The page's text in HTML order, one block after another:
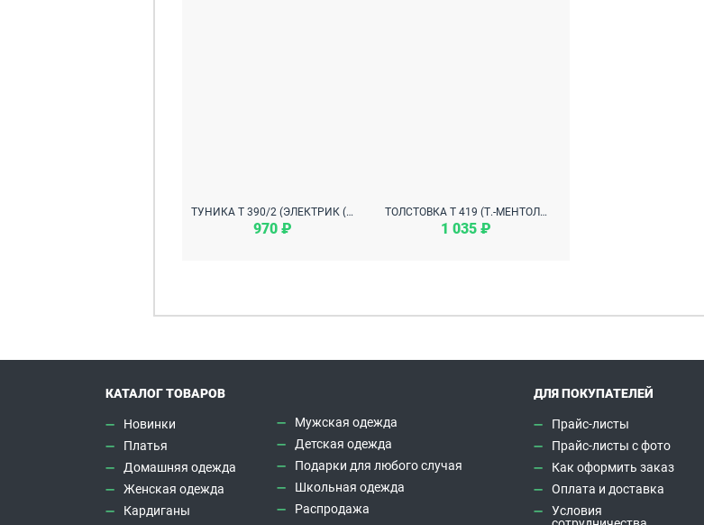
ТУНИКА Т 390/2 (ЭЛЕКТРИК (БУКВЫ))
970 ₽
ТОЛСТОВКА Т 419 (Т.-МЕНТОЛОВЫЙ С СЕРЫМ)
1 035 ₽
КАТАЛОГ ТОВАРОВ
Новинки
Платья
Домашняя одежда
Женская одежда
Кардиганы
Мужская одежда
Детская одежда
Подарки для любого случая
Школьная одежда
Распродажа
ДЛЯ ПОКУПАТЕЛЕЙ
Прайс-листы
Прайс-листы с фото
Как оформить заказ
Оплата и доставка
Условия